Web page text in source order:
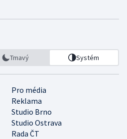
Tmavý Systém
Pro média
Reklama
Studio Brno
Studio Ostrava
Rada ČT